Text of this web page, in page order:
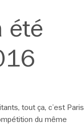
été
tout ça, c’est Paris
du même